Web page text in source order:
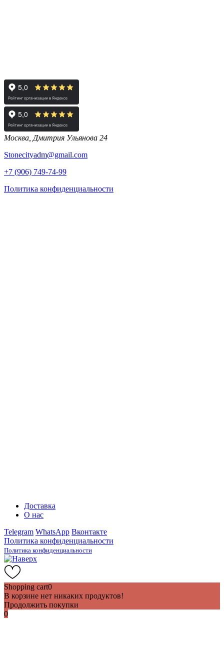
Москва, Дмитрия Ульянова 24
Stonecityadm@gmail.com
+7 (906) 749-74-99
Политика конфиденциальности
Доставка
О нас
Telegram WhatsApp Вконтакте
Политика конфиденциальности
Политика конфиденциальности
Shopping cart0
В корзине нет никаких продуктов!
Продолжить покупки
0